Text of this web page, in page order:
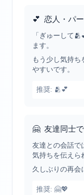
💕 恋人・パ
「ぎゅーして
ます。
もう少し気持ち
やすいです。
推奨: 🫂💕
🤗 友達同士で
友達との会話で
気持ちを伝えら
久しぶりの再会
推奨: 🤗💖